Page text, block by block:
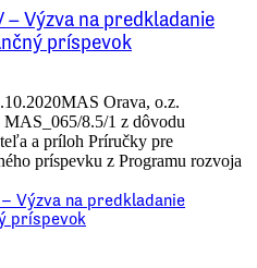
– Výzva na predkladanie
príspevok
Orava, o.z.
8.5/1 z dôvodu
a príloh Príručky pre
príspevku z Programu rozvoja